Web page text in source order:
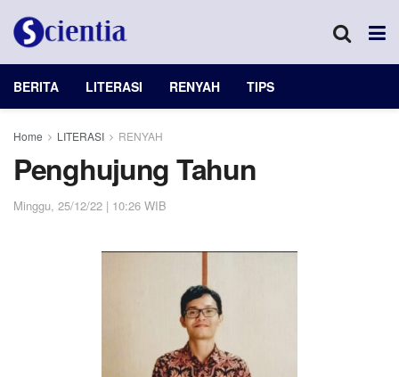
BERITA LITERASI RENYAH TIPS
Home LITERASI RENYAH
Penghujung Tahun
Minggu, 25/12/22 | 10:26 WIB